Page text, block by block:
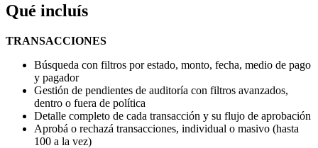
Qué incluís
TRANSACCIONES
Búsqueda con filtros por estado, monto, fecha, medio de pago
y pagador
Gestión de pendientes de auditoría con filtros avanzados,
dentro o fuera de política
Detalle completo de cada transacción y su flujo de aprobación
Aprobá o rechazá transacciones, individual o masivo (hasta
100 a la vez)